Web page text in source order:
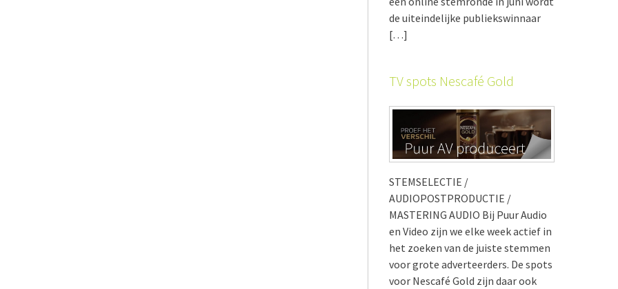
de uiteindelijke publiekswinnaar
[…]
TV spots Nescafé Gold
STEMSELECTIE /
AUDIOPOSTPRODUCTIE /
MASTERING AUDIO Bij Puur Audio
en Video zijn we elke week actief in
het zoeken van de juiste stemmen
voor grote adverteerders. De spots
voor Nescafé Gold zijn daar ook